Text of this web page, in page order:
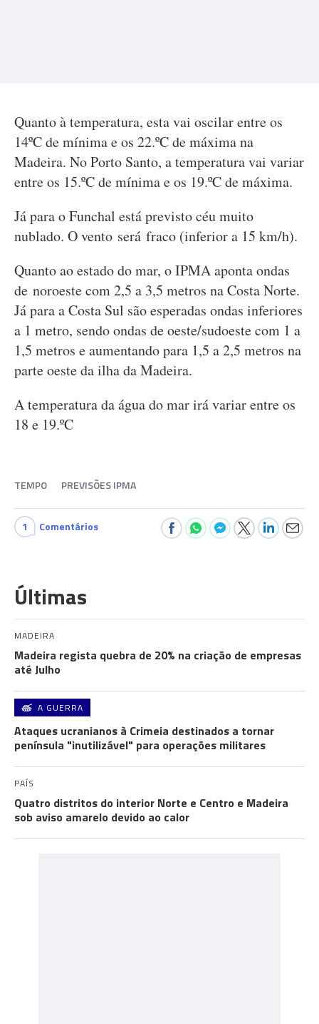
Quanto à temperatura, esta vai oscilar entre os
14ºC de mínima e os 22.ºC de máxima na
Madeira. No Porto Santo, a temperatura vai variar
entre os 15.ºC de mínima e os 19.ºC de máxima.
Já para o Funchal está previsto céu muito
nublado. O vento será fraco (inferior a 15 km/h).
Quanto ao estado do mar, o IPMA aponta ondas
de noroeste com 2,5 a 3,5 metros na Costa Norte.
Já para a Costa Sul são esperadas ondas inferiores
a 1 metro, sendo ondas de oeste/sudoeste com 1 a
1,5 metros e aumentando para 1,5 a 2,5 metros na
parte oeste da ilha da Madeira.
A temperatura da água do mar irá variar entre os
18 e 19.ºC
TEMPO PREVISÕES IPMA
1 Comentários
Últimas
MADEIRA
Madeira regista quebra de 20% na criação de empresas
até Julho
A GUERRA
Ataques ucranianos à Crimeia destinados a tornar
península "inutilizável" para operações militares
PAÍS
Quatro distritos do interior Norte e Centro e Madeira
sob aviso amarelo devido ao calor